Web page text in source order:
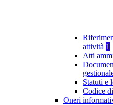
attività 1
Atti
Statuti e
Codice
Oneri